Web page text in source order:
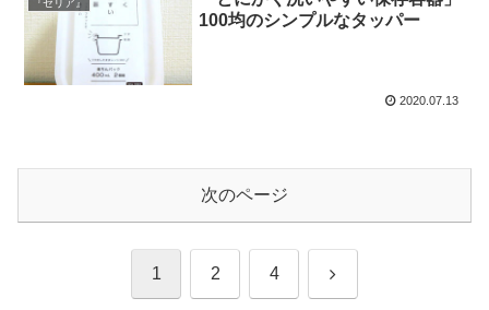
『セリア』
100均のシンプルなタッパー
2020.07.13
次のページ
1 2 4 次